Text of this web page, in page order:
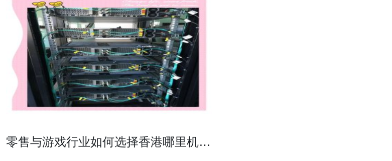
零售与游戏行业如何选择香港哪里机房